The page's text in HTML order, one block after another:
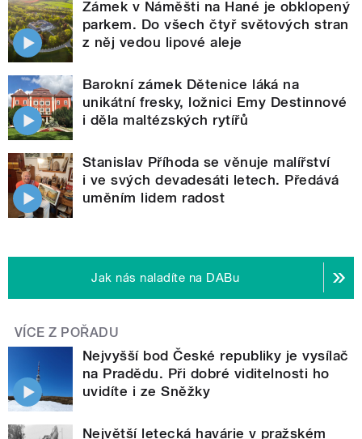
Zámek v Náměšti na Hané je obklopený
parkem. Do všech čtyř světových stran
z něj vedou lipové aleje
Barokní zámek Dětenice láká na
unikátní fresky, ložnici Emy Destinnové
i děla maltézských rytířů
Stanislav Příhoda se věnuje malířství
i ve svých devadesáti letech. Předává
uměním lidem radost
Jak nás naladíte na DABu
VÍCE Z POŘADU
Nejvyšší bod České republiky je vysílač
na Pradědu. Při dobré viditelnosti ho
uvidíte i ze Sněžky
Největší letecká havárie v pražském